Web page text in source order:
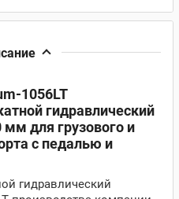
1056LT
гидравлический
для грузового и
с педалью и
гидравлический